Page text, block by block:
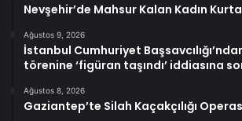
Nevşehir’de Mahsur Kalan Kadın
Ağustos 9, 2026
İstanbul Cumhuriyet
törenine ‘figüran taşındı’ iddiasına
Ağustos 8, 2026
Gaziantep’te Silah Kaçakçılığı